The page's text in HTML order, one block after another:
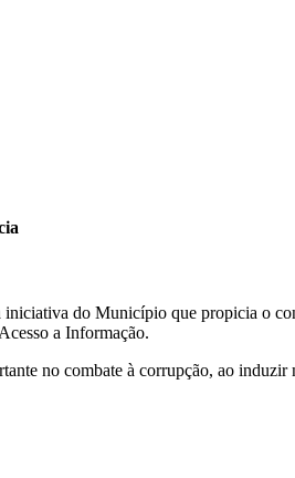
iniciativa do Município que propicia o
a Informação.
no combate à corrupção, ao